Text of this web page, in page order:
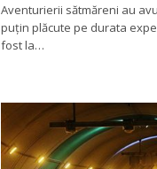
Aventurierii sătmăreni au
puțin plăcute pe durata
fost la…